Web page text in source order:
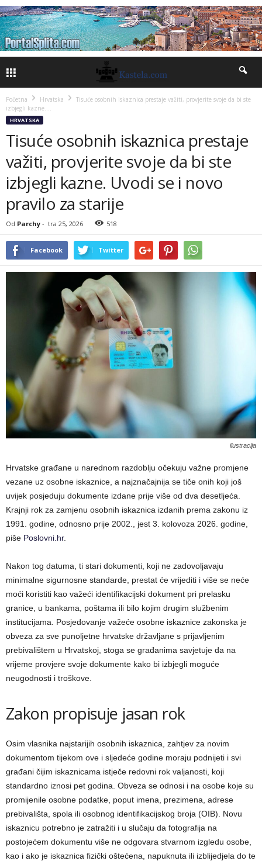
Početna Hrvatska
Tisuće osobnih iskaznica prestaje važiti, provjerite svoje da bi ste
izbjegli kazne....
HRVATSKA
Tisuće osobnih iskaznica prestaje
važiti, provjerite svoje da bi ste
izbjegli kazne. Uvodi se i novo
pravilo za starije
Od Parchy - tra 25, 2026 518
Facebook Twitter
ilustracija
Hrvatske građane u narednom razdoblju očekuju važne promjene
vezane uz osobne iskaznice, a najznačajnija se tiče onih koji još
uvijek posjeduju dokumente izdane prije više od dva desetljeća.
Krajnji rok za zamjenu osobnih iskaznica izdanih prema zakonu iz
1991. godine, odnosno prije 2002., jest 3. kolovoza 2026. godine,
piše Poslovni.hr.
Nakon tog datuma, ti stari dokumenti, koji ne zadovoljavaju
minimalne sigurnosne standarde, prestat će vrijediti i više se neće
moći koristiti kao važeći identifikacijski dokument pri prelasku
granice, u bankama, poštama ili bilo kojim drugim službenim
institucijama. Posjedovanje važeće osobne iskaznice zakonska je
obveza za sve punoljetne hrvatske državljane s prijavljenim
prebivalištem u Hrvatskoj, stoga se građanima savjetuje da na
vrijeme provjere svoje dokumente kako bi izbjegli moguće
neugodnosti i troškove.
Zakon propisuje jasan rok
Osim vlasnika najstarijih osobnih iskaznica, zahtjev za novim
dokumentom tijekom ove i sljedeće godine moraju podnijeti i svi
građani čijim iskaznicama istječe redovni rok valjanosti, koji
standardno iznosi pet godina. Obveza se odnosi i na osobe koje su
promijenile osobne podatke, poput imena, prezimena, adrese
prebivališta, spola ili osobnog identifikacijskog broja (OIB). Novu
iskaznicu potrebno je zatražiti i u slučaju da fotografija na
postojećem dokumentu više ne odgovara stvarnom izgledu osobe,
kao i ako je iskaznica fizički oštećena, napuknuta ili izblijedjela do te